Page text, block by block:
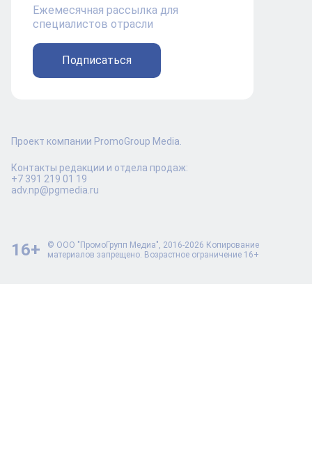
Ежемесячная рассылка для
специалистов отрасли
Подписаться
Проект компании PromoGroup Media.
Контакты редакции и отдела продаж:
+7 391 219 01 19
adv.np@pgmedia.ru
© ООО "ПромоГрупп Медиа", 2016-2026 Копирование
материалов запрещено. Возрастное ограничение 16+
16+